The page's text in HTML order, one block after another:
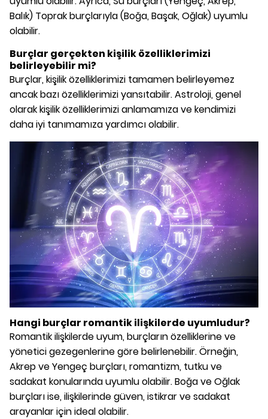
Balık) Toprak burçlarıyla (Boğa, Başak, Oğlak) uyumlu
olabilir.
Burçlar gerçekten kişilik özelliklerimizi
belirleyebilir mi?
Burçlar, kişilik özelliklerimizi tamamen belirleyemez
ancak bazı özelliklerimizi yansıtabilir. Astroloji, genel
olarak kişilik özelliklerimizi anlamamıza ve kendimizi
daha iyi tanımamıza yardımcı olabilir.
Hangi burçlar romantik ilişkilerde uyumludur?
Romantik ilişkilerde uyum, burçların özelliklerine ve
yönetici gezegenlerine göre belirlenebilir. Örneğin,
Akrep ve Yengeç burçları, romantizm, tutku ve
sadakat konularında uyumlu olabilir. Boğa ve Oğlak
burçları ise, ilişkilerinde güven, istikrar ve sadakat
arayanlar için ideal olabilir.